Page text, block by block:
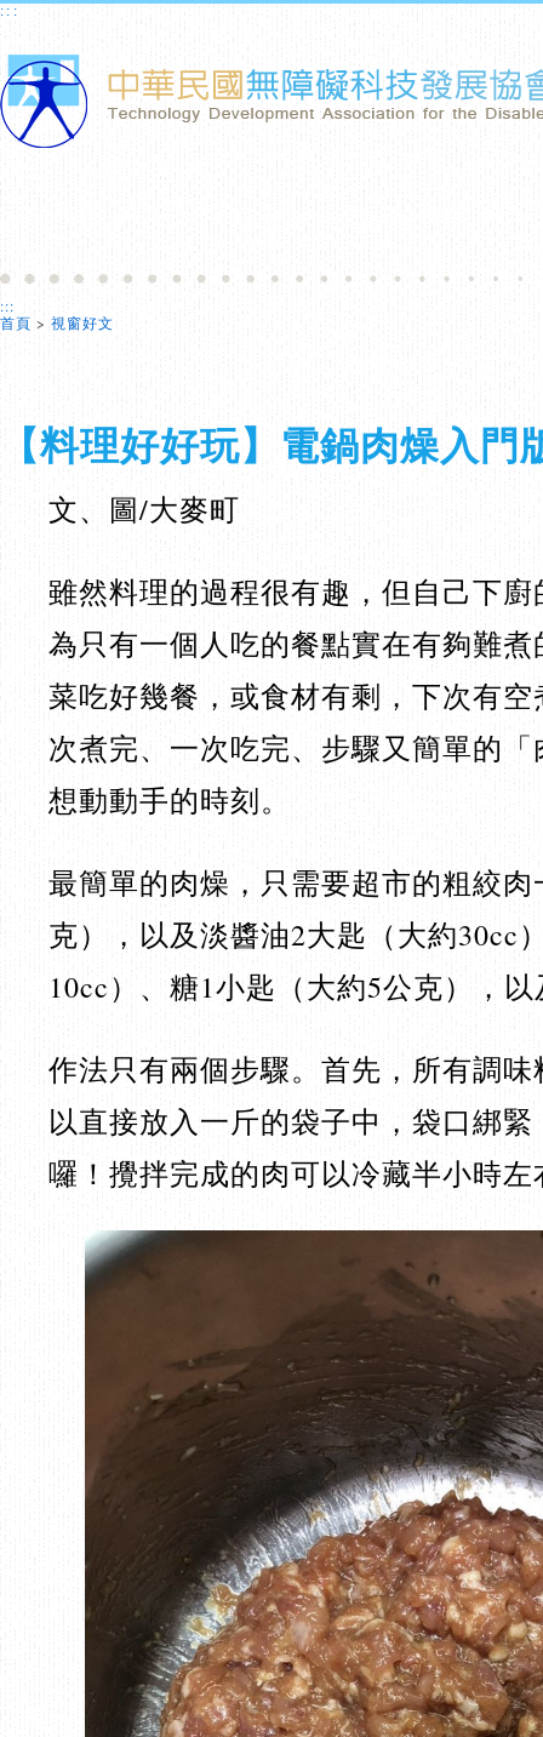
:::
:::
首頁 > 視窗好文
【料理好好玩】電鍋肉燥入門
文、圖/大麥町
雖然料理的過程很有趣，但自己下
為只有一個人吃的餐點實在有夠難
菜吃好幾餐，或食材有剩，下次有
次煮完、一次吃完、步驟又簡單的
想動動手的時刻。
最簡單的肉燥，只需要超市的粗絞
克），以及淡醬油2大匙（大約30cc
10cc）、糖1小匙（大約5公克），
作法只有兩個步驟。首先，所有調
以直接放入一斤的袋子中，袋口綁
囉！攪拌完成的肉可以冷藏半小時